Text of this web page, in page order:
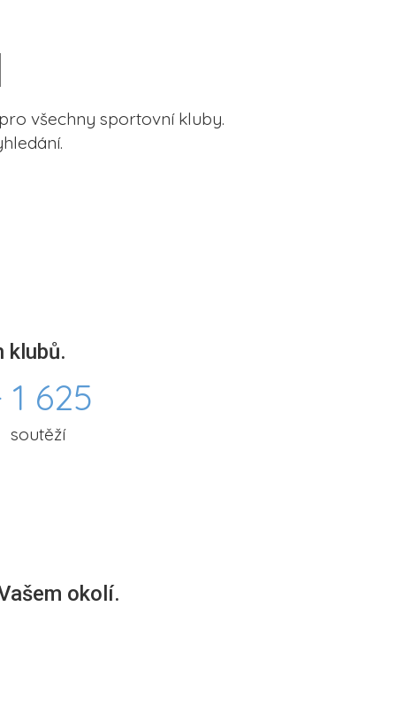
všechny sportovní kluby.
klubů.
1 625
soutěží
okolí.